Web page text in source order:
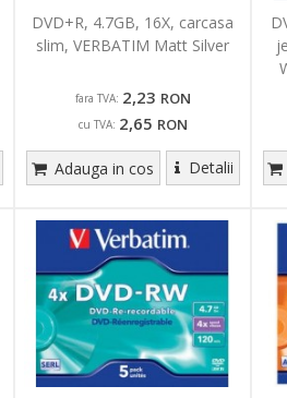
DVD+R, 4.7GB, 16X, carcasa
slim, VERBATIM Matt Silver
fara TVA: 2,23 RON
cu TVA: 2,65 RON
Adauga in cos Detalii